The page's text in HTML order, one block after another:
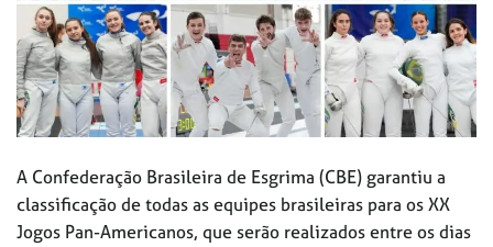
A Confederação Brasileira de Esgrima (CBE) garantiu a
classificação de todas as equipes brasileiras para os XX
Jogos Pan-Americanos, que serão realizados entre os dias